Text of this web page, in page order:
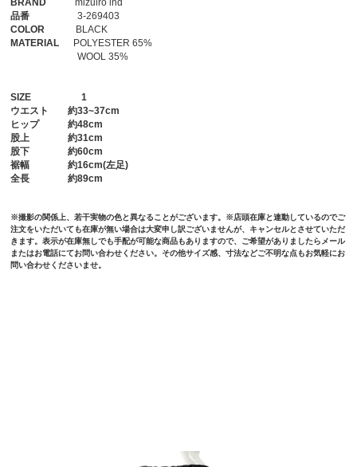
BRAND mizuiro ind
品番 3-269403
COLOR BLACK
MATERIAL POLYESTER 65%
WOOL 35%
SIZE
1
ウエスト
約33~37cm
ヒップ約48cm
股上 約31cm
股下 約60cm
裾幅 約16cm(左足)
全長 約89cm
※撮影の関係上、若干実物の色と異なることがございます。※店頭在庫と連動しているのでご
注文をいただいても在庫が無い場合は大変申し訳ございませんが、キャンセルとさせていただ
きます。表示が在庫無しでも手配が可能な商品もありますので、ご希望がありましたらメール
またはお電話にてお問い合わせください。その他サイズ感、寸法などご不明な点もお気軽にお
問い合わせくださいませ。